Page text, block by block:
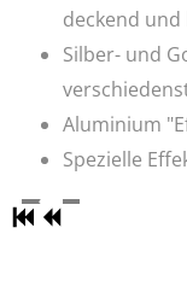
deckend
Silber- und
Aluminium
Spezielle